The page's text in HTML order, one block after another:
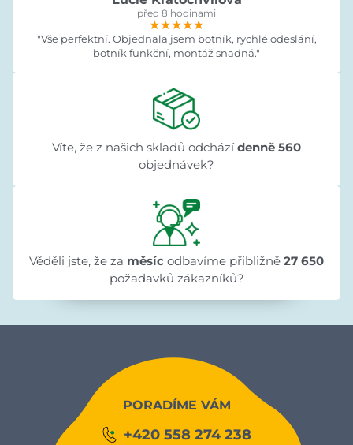
před 8 hodinami
★★★★★
★★★★★
★★★★★
"Vše perfektní. Objednala jsem botník, rychlé odeslání,
botník funkční, montáž snadná."
Víte, že z našich skladů odchází denně 560
objednávek?
Věděli jste, že za měsíc odbavíme přibližně 27 650
požadavků zákazníků?
PORADÍME VÁM
+420 558 274 238